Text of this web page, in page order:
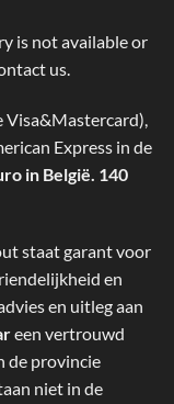
is not available or
us.
Visa&Mastercard),
Express in de
in België. 140
staat garant voor
en
en uitleg aan
een vertrouwd
de provincie
niet in de